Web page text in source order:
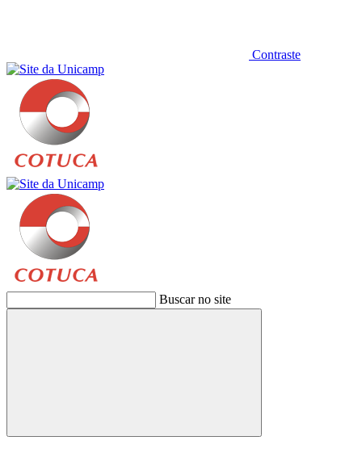
Contraste
Buscar no site
Buscar